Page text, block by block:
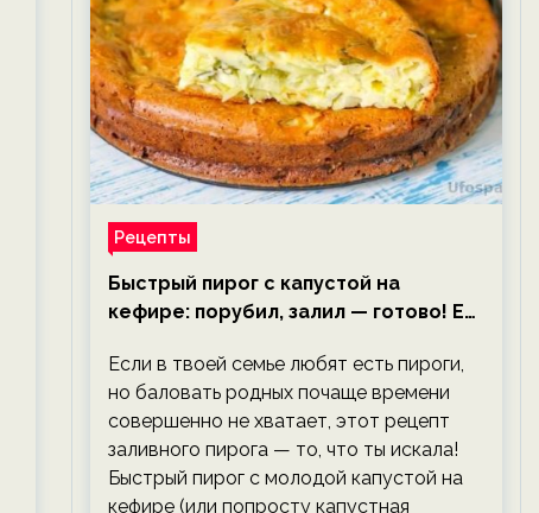
Рецепты
Быстрый пирог с капустой на
кефире: порубил, залил — готово! Ем,
Если в твоей семье любят есть пироги,
но баловать родных почаще времени
совершенно не хватает, этот рецепт
заливного пирога — то, что ты искала!
Быстрый пирог с молодой капустой на
кефире (или попросту капустная